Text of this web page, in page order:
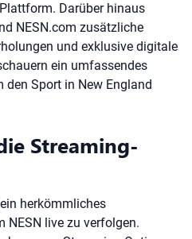
Darüber hinaus
NESN.com zusätzliche
und exklusive digitale
ein umfassendes
den Sport in New England
Streaming-
herkömmliches
NESN live zu verfolgen.